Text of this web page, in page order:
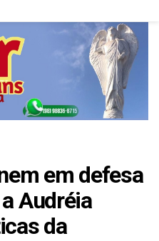
em defesa
Audréia
da